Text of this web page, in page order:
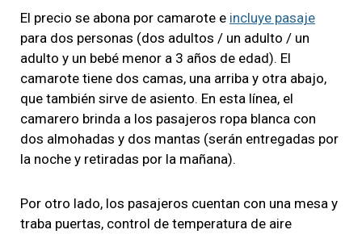
El precio se abona por camarote e incluye pasaje
para dos personas (dos adultos / un adulto / un
adulto y un bebé menor a 3 años de edad). El
camarote tiene dos camas, una arriba y otra abajo,
que también sirve de asiento. En esta línea, el
camarero brinda a los pasajeros ropa blanca con
dos almohadas y dos mantas (serán entregadas por
la noche y retiradas por la mañana).
Por otro lado, los pasajeros cuentan con una mesa y
traba puertas, control de temperatura de aire